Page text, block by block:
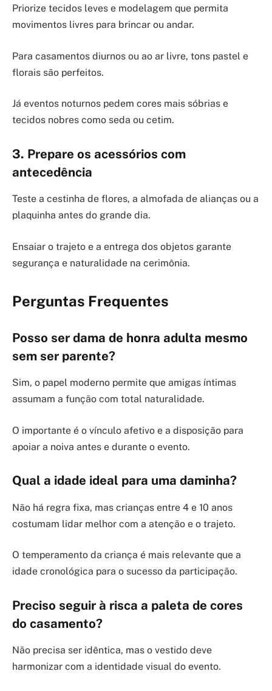
Priorize tecidos leves e modelagem que permita
movimentos livres para brincar ou andar.
Para casamentos diurnos ou ao ar livre, tons pastel e
florais são perfeitos.
Já eventos noturnos pedem cores mais sóbrias e
tecidos nobres como seda ou cetim.
3. Prepare os acessórios com
antecedência
Teste a cestinha de flores, a almofada de alianças ou a
plaquinha antes do grande dia.
Ensaiar o trajeto e a entrega dos objetos garante
segurança e naturalidade na cerimônia.
Perguntas Frequentes
Posso ser dama de honra adulta mesmo
sem ser parente?
Sim, o papel moderno permite que amigas íntimas
assumam a função com total naturalidade.
O importante é o vínculo afetivo e a disposição para
apoiar a noiva antes e durante o evento.
Qual a idade ideal para uma daminha?
Não há regra fixa, mas crianças entre 4 e 10 anos
costumam lidar melhor com a atenção e o trajeto.
O temperamento da criança é mais relevante que a
idade cronológica para o sucesso da participação.
Preciso seguir à risca a paleta de cores
do casamento?
Não precisa ser idêntica, mas o vestido deve
harmonizar com a identidade visual do evento.